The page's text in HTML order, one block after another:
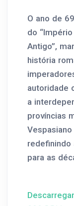
O ano de
do
Antigo”,
história
autoridade
a
províncias
redefinindo
para as